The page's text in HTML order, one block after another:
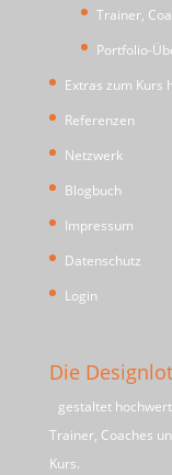
Trainer,
Portfolio-
Extras zum Kurs
Referenzen
Netzwerk
Blogbuch
Impressum
Datenschutz
Login
Die
gestaltet
Trainer, Coaches
Kurs.